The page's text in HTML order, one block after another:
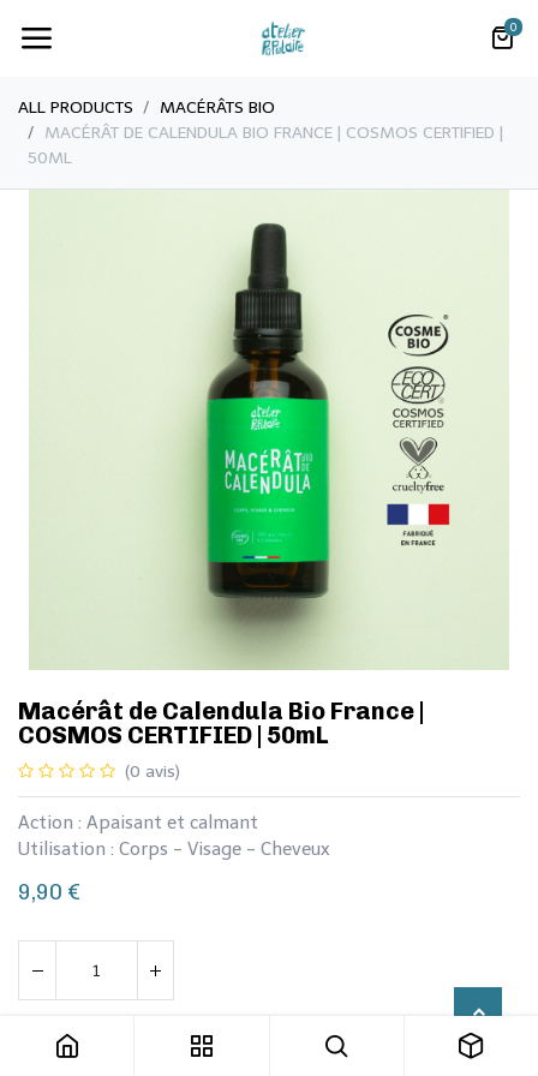
0
ALL PRODUCTS
MACÉRÂTS BIO
MACÉRÂT DE CALENDULA BIO FRANCE | COSMOS CERTIFIED |
50ML
Macérât de Calendula Bio France |
COSMOS CERTIFIED | 50mL
(0 avis)
Action : Apaisant et calmant
Utilisation : Corps - Visage - Cheveux
9,90 €
Ajouter au panier